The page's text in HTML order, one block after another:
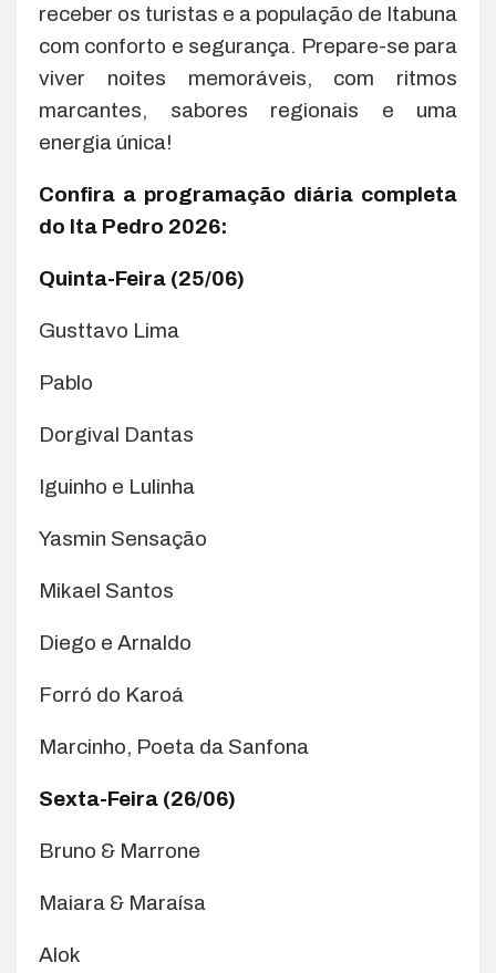
receber os turistas e a população de Itabuna
com conforto e segurança. Prepare-se para
viver noites memoráveis, com ritmos
marcantes, sabores regionais e uma
energia única!
Confira a programação diária completa
do Ita Pedro 2026:
Quinta-Feira (25/06)
Gusttavo Lima
Pablo
Dorgival Dantas
Iguinho e Lulinha
Yasmin Sensação
Mikael Santos
Diego e Arnaldo
Forró do Karoá
Marcinho, Poeta da Sanfona
Sexta-Feira (26/06)
Bruno & Marrone
Maiara & Maraísa
Alok